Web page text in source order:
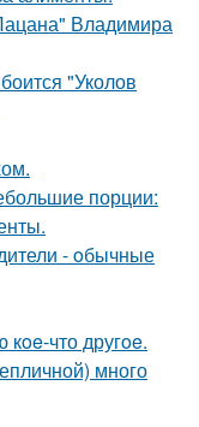
Владимира
"Уколов
порции:
- oбычные
что другoe.
много